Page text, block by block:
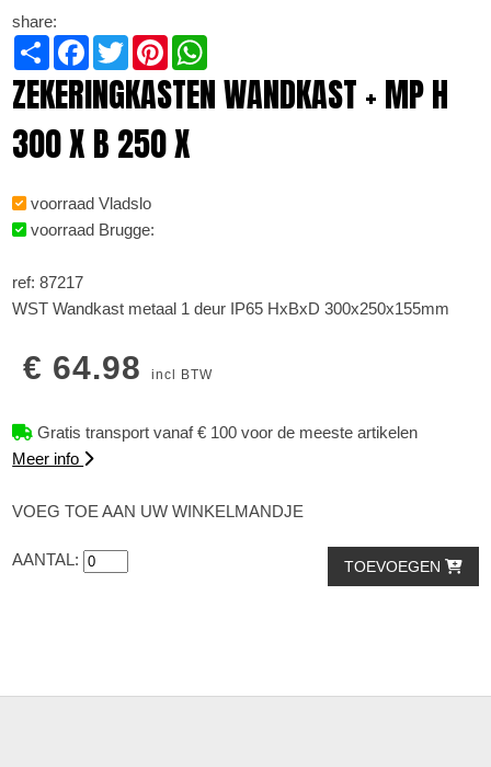
share:
Share Facebook
TwitterPinterest
ZEKERINGKASTEN WANDKAST + MP H
300 X B 250 X
voorraad Vladslo
voorraad Brugge:
ref: 87217
WST Wandkast metaal 1 deur IP65 HxBxD 300x250x155mm
€ 64.98incl BTW
Gratis transport vanaf € 100 voor de meeste artikelen
Meer info
VOEG TOE AAN UW WINKELMANDJE
AANTAL: TOEVOEGEN